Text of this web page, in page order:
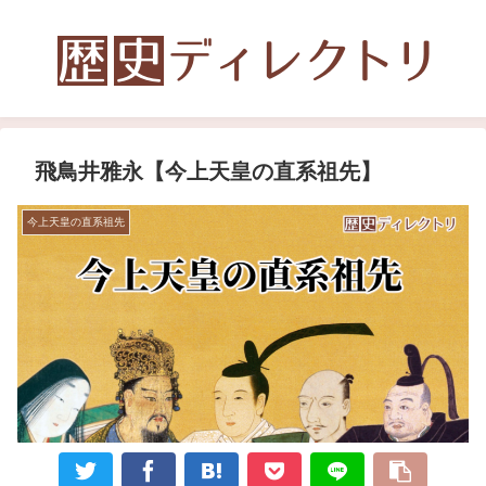
飛鳥井雅永【今上天皇の直系祖先】
今上天皇の直系祖先